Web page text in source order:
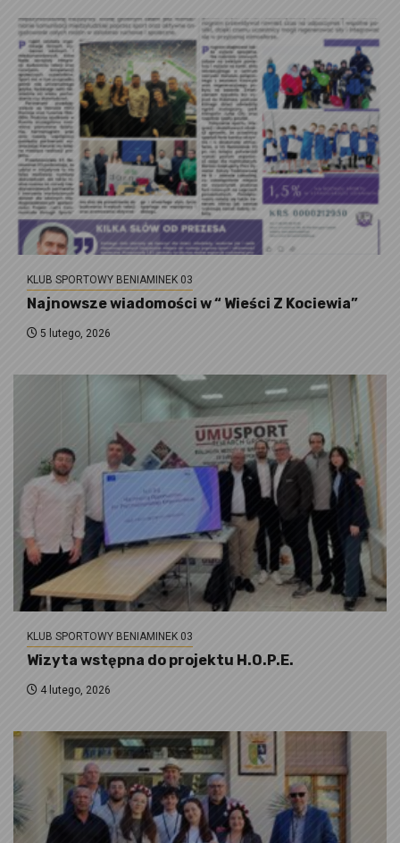
KLUB SPORTOWY BENIAMINEK 03
Najnowsze wiadomości w “ Wieści Z Kociewia”
5 lutego, 2026
KLUB SPORTOWY BENIAMINEK 03
Wizyta wstępna do projektu H.O.P.E.
4 lutego, 2026